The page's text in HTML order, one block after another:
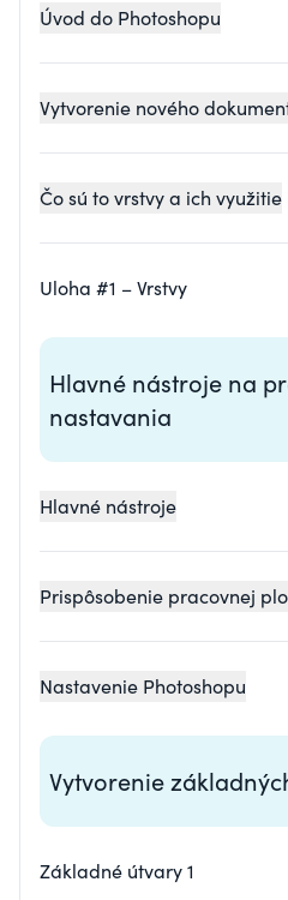
Úvod do Photoshopu
Vytvorenie nového
Čo sú to vrstvy a ich využitie
Uloha #1 – Vrstvy
Hlavné nástroje na
nastavania
Hlavné nástroje
Prispôsobenie pracovnej
Nastavenie Photoshopu
Vytvorenie
Základné útvary 1